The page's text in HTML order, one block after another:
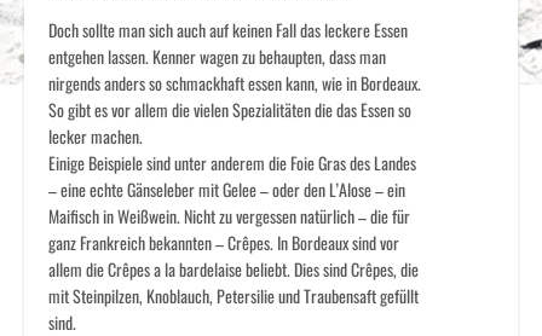
Doch sollte man sich auch auf keinen Fall das leckere Essen
entgehen lassen. Kenner wagen zu behaupten, dass man
nirgends anders so schmackhaft essen kann, wie in Bordeaux.
So gibt es vor allem die vielen Spezialitäten die das Essen so
lecker machen.
Einige Beispiele sind unter anderem die Foie Gras des Landes
– eine echte Gänseleber mit Gelee – oder den L’Alose – ein
Maifisch in Weißwein. Nicht zu vergessen natürlich – die für
ganz Frankreich bekannten – Crêpes. In Bordeaux sind vor
allem die Crêpes a la bardelaise beliebt. Dies sind Crêpes, die
mit Steinpilzen, Knoblauch, Petersilie und Traubensaft gefüllt
sind.